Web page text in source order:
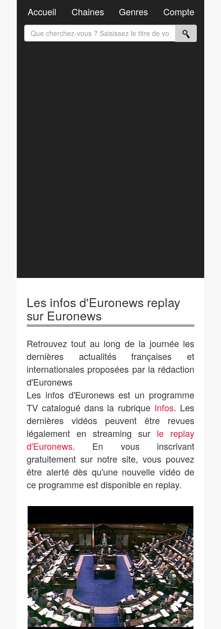
Les infos d'Euronews replay
sur Euronews
Retrouvez tout au long de la journée les
dernières actualités françaises et
internationales proposées par la rédaction
d'Euronews
Les infos d'Euronews est un programme
TV catalogué dans la rubrique Infos. Les
dernières vidéos peuvent être revues
légalement en streaming sur le replay
d'Euronews. En vous inscrivant
gratuitement sur notre site, vous pouvez
être alerté dès qu'une nouvelle vidéo de
ce programme est disponible en replay.
Accueil Chaines Genres Compte